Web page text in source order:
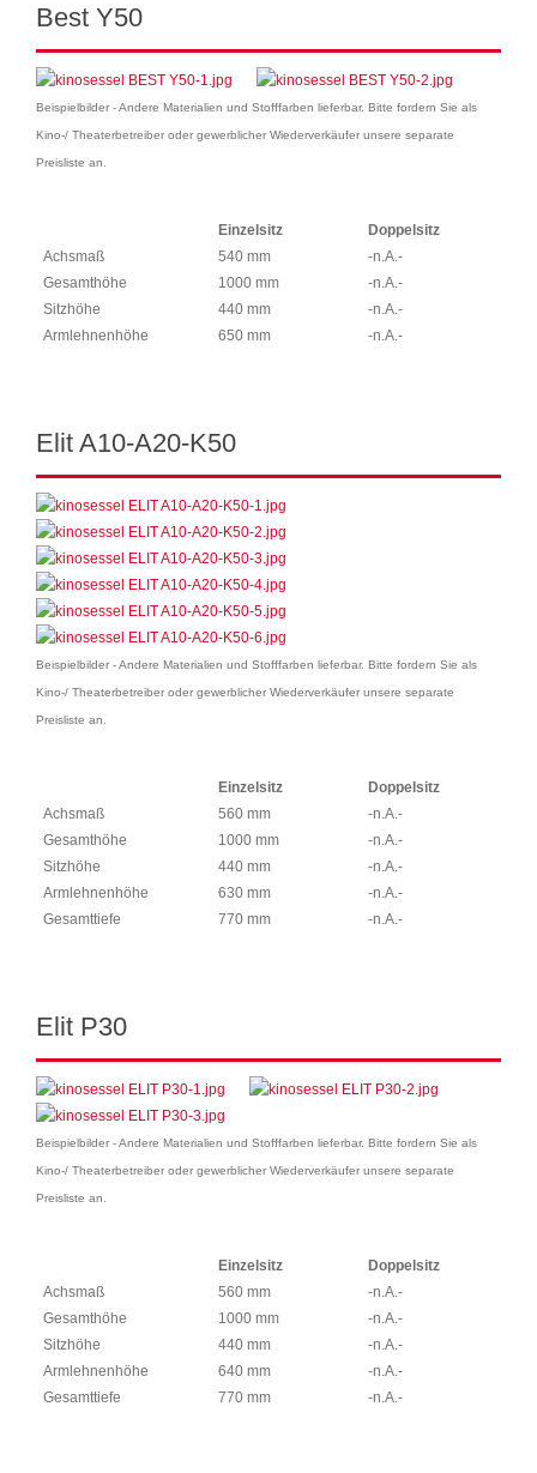
Best Y50
Beispielbilder - Andere Materialien und Stofffarben lieferbar. Bitte fordern Sie als
Kino-/ Theaterbetreiber oder gewerblicher Wiederverkäufer unsere separate
Preisliste an.
Einzelsitz
Doppelsitz
Achsmaß
540 mm
-n.A.-
Gesamthöhe
1000 mm
-n.A.-
Sitzhöhe
440 mm
-n.A.-
Armlehnenhöhe
650 mm -n.A.-
Elit A10-A20-K50
Beispielbilder - Andere Materialien und Stofffarben lieferbar. Bitte fordern Sie als
Kino-/ Theaterbetreiber oder gewerblicher Wiederverkäufer unsere separate
Preisliste an.
Einzelsitz
Doppelsitz
Achsmaß
560 mm
-n.A.-
Gesamthöhe
1000 mm
-n.A.-
Sitzhöhe
440 mm
-n.A.-
Armlehnenhöhe
630 mm
-n.A.-
Gesamttiefe
770 mm -n.A.-
Elit P30
Beispielbilder - Andere Materialien und Stofffarben lieferbar. Bitte fordern Sie als
Kino-/ Theaterbetreiber oder gewerblicher Wiederverkäufer unsere separate
Preisliste an.
Einzelsitz
Doppelsitz
Achsmaß
560 mm
-n.A.-
Gesamthöhe
1000 mm
-n.A.-
Sitzhöhe
440 mm
-n.A.-
Armlehnenhöhe
640 mm
-n.A.-
Gesamttiefe
770 mm -n.A.-